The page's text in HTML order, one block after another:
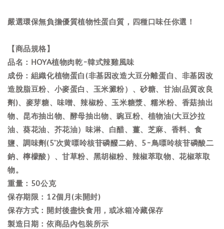
嚴選環保無負擔優質植物性蛋白質，四種口味任你選！
【商品規格】
品名：HOYA植物肉乾-韓式辣雞風味
成份：組織化植物蛋白(非基因改造大豆分離蛋白、非基因改
造脫脂豆粉、小麥蛋白、玉米澱粉）、砂糖、甘油(品質改良
劑)、麥芽糖、味噌、辣椒粉、玉米糖漿、糯米粉、香菇抽出
物、昆布抽出物、酵母抽出物、豌豆粉、植物油(大豆沙拉
油、葵花油、芥花油）味淋、白醋、薑、芝麻、香料、食
鹽、調味劑(5’次黄嘌呤核苷磷醱二鈉、5-鳥嘌呤核苷磷酸二
鈉、檸檬酸）、甘草粉、黑胡椒粉、辣椒萃取物、花椒萃取
物。
重量：50公克
保存期限：12個月(未開封)
保存方式：開封後盡快食用，或冰箱冷藏保存
製造日期：依商品內包裝所示